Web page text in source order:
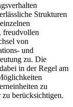
Strukturen
freudvollen
von
und
zu. Die
in der Regel am
zu
berücksichtigen.